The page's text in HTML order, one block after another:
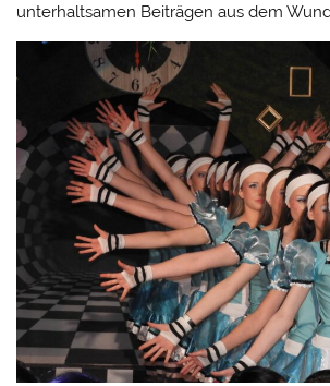
unterhaltsamen Beiträgen aus dem